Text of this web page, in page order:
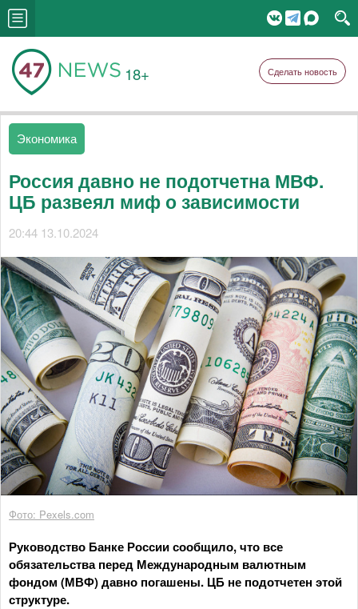
18+ Сделать новость
Экономика
Россия давно не подотчетна МВФ.
ЦБ развеял миф о зависимости
20:44 13.10.2024
Фото: Pexels.com
Руководство Банке России сообщило, что все
обязательства перед Международным валютным
фондом (МВФ) давно погашены. ЦБ не подотчетен этой
структуре.